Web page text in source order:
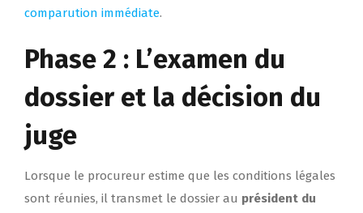
comparution immédiate.
Phase 2 : L’examen du
dossier et la décision du
juge
Lorsque le procureur estime que les conditions légales
sont réunies, il transmet le dossier au président du